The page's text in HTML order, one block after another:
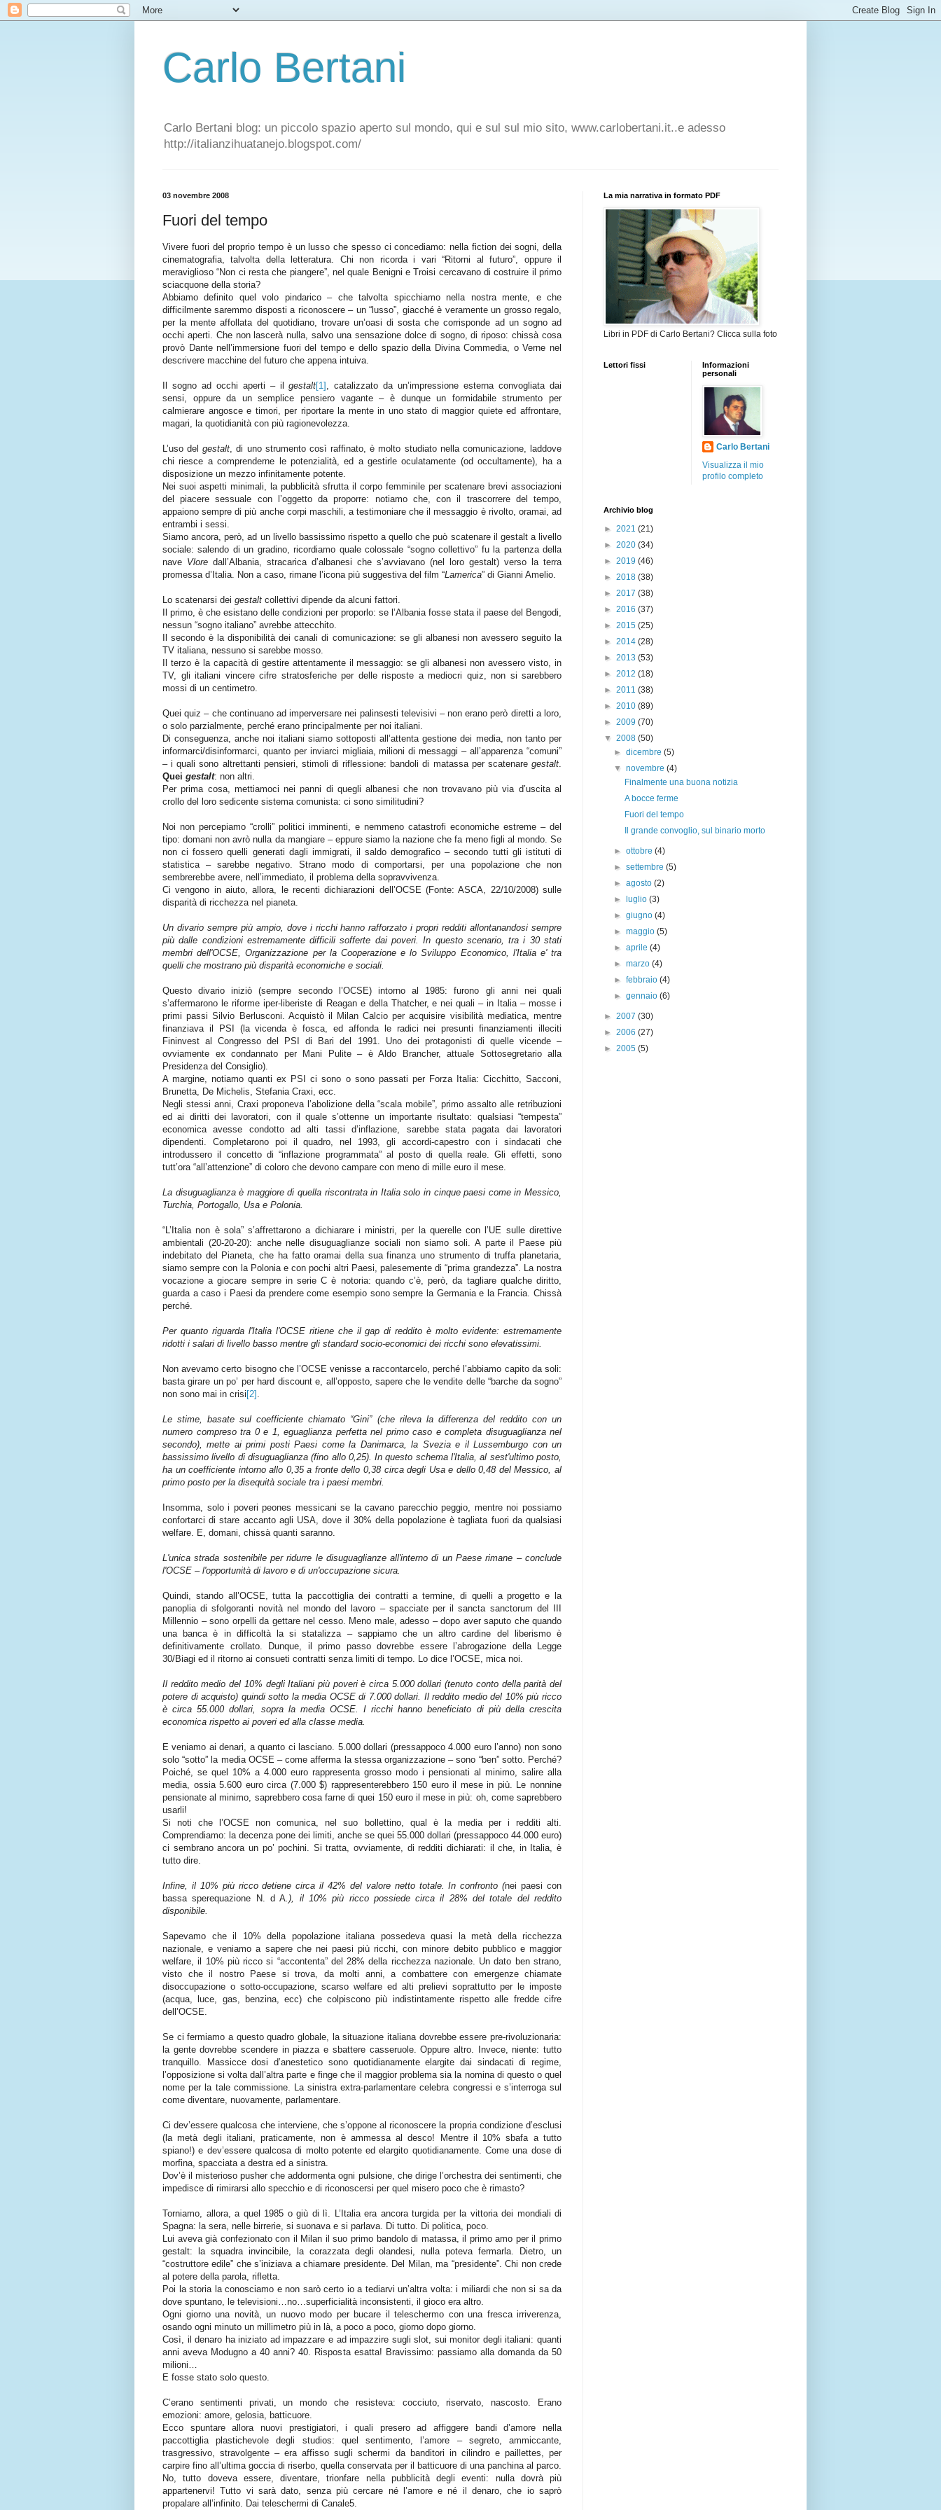
Carlo Bertani
Carlo Bertani blog: un piccolo spazio aperto sul mondo, qui e sul sul mio sito, www.carlobertani.it..e adesso
http://italianzihuatanejo.blogspot.com/
03 novembre 2008
Fuori del tempo
Vivere fuori del proprio tempo è un lusso che spesso ci concediamo: nella fiction dei sogni, della
cinematografia, talvolta della letteratura. Chi non ricorda i vari “Ritorni al futuro”, oppure il
meraviglioso “Non ci resta che piangere”, nel quale Benigni e Troisi cercavano di costruire il primo
sciacquone della storia?
Abbiamo definito quel volo pindarico – che talvolta spicchiamo nella nostra mente, e che
difficilmente saremmo disposti a riconoscere – un “lusso”, giacché è veramente un grosso regalo,
per la mente affollata del quotidiano, trovare un’oasi di sosta che corrisponde ad un sogno ad
occhi aperti. Che non lascerà nulla, salvo una sensazione dolce di sogno, di riposo: chissà cosa
provò Dante nell’immersione fuori del tempo e dello spazio della Divina Commedia, o Verne nel
descrivere macchine del futuro che appena intuiva.
Il sogno ad occhi aperti – ilgestalt[1] , catalizzato da un’impressione esterna convogliata dai
sensi, oppure da un semplice pensiero vagante – è dunque un formidabile strumento per
calmierare angosce e timori, per riportare la mente in uno stato di maggior quiete ed affrontare,
magari, la quotidianità con più ragionevolezza.
L’uso delgestalt, di uno strumento così raffinato, è molto studiato nella comunicazione, laddove
chi riesce a comprenderne le potenzialità, ed a gestirle oculatamente (od occultamente), ha a
disposizione un mezzo infinitamente potente.
Nei suoi aspetti minimali, la pubblicità sfrutta il corpo femminile per scatenare brevi associazioni
del piacere sessuale con l’oggetto da proporre: notiamo che, con il trascorrere del tempo,
appaiono sempre di più anche corpi maschili, a testimoniare che il messaggio è rivolto, oramai, ad
entrambi i sessi.
Siamo ancora, però, ad un livello bassissimo rispetto a quello che può scatenare il gestalt a livello
sociale: salendo di un gradino, ricordiamo quale colossale “sogno collettivo” fu la partenza della
nave Vlore dall’Albania, stracarica d’albanesi che s’avviavano (nel loro gestalt) verso la terra
promessa d’Italia. Non a caso, rimane l’icona più suggestiva del film “Lamerica” di Gianni Amelio.
Lo scatenarsi dei gestalt collettivi dipende da alcuni fattori.
Il primo, è che esistano delle condizioni per proporlo: se l’Albania fosse stata il paese del Bengodi,
nessun “sogno italiano” avrebbe attecchito.
Il secondo è la disponibilità dei canali di comunicazione: se gli albanesi non avessero seguito la
TV italiana, nessuno si sarebbe mosso.
Il terzo è la capacità di gestire attentamente il messaggio: se gli albanesi non avessero visto, in
TV, gli italiani vincere cifre stratosferiche per delle risposte a mediocri quiz, non si sarebbero
mossi di un centimetro.
Quei quiz – che continuano ad imperversare nei palinsesti televisivi – non erano però diretti a loro,
o solo parzialmente, perché erano principalmente per noi italiani.
Di conseguenza, anche noi italiani siamo sottoposti all’attenta gestione dei media, non tanto per
informarci/disinformarci, quanto per inviarci migliaia, milioni di messaggi – all’apparenza “comuni”
– i quali sono altrettanti pensieri, stimoli di riflessione: bandoli di matassa per scatenare gestalt.
Quei gestalt: non altri.
Per prima cosa, mettiamoci nei panni di quegli albanesi che non trovavano più via d’uscita al
crollo del loro sedicente sistema comunista: ci sono similitudini?
Noi non percepiamo “crolli” politici imminenti, e nemmeno catastrofi economiche estreme – del
tipo: domani non avrò nulla da mangiare – eppure siamo la nazione che fa meno figli al mondo. Se
non ci fossero quelli generati dagli immigrati, il saldo demografico – secondo tutti gli istituti di
statistica – sarebbe negativo. Strano modo di comportarsi, per una popolazione che non
sembrerebbe avere, nell’immediato, il problema della sopravvivenza.
Ci vengono in aiuto, allora, le recenti dichiarazioni dell’OCSE (Fonte: ASCA, 22/10/2008) sulle
disparità di ricchezza nel pianeta.
Un divario sempre più ampio, dove i ricchi hanno rafforzato i propri redditi allontanandosi sempre
più dalle condizioni estremamente difficili sofferte dai poveri. In questo scenario, tra i 30 stati
membri dell'OCSE, Organizzazione per la Cooperazione e lo Sviluppo Economico, l'Italia e' tra
quelli che mostrano più disparità economiche e sociali.
Questo divario iniziò (sempre secondo l’OCSE) intorno al 1985: furono gli anni nei quali
s’affermarono le riforme iper-liberiste di Reagan e della Thatcher, e nei quali – in Italia – mosse i
primi passi Silvio Berlusconi. Acquistò il Milan Calcio per acquisire visibilità mediatica, mentre
finanziava il PSI (la vicenda è fosca, ed affonda le radici nei presunti finanziamenti illeciti
Fininvest al Congresso del PSI di Bari del 1991. Uno dei protagonisti di quelle vicende –
ovviamente ex condannato per Mani Pulite – è Aldo Brancher, attuale Sottosegretario alla
Presidenza del Consiglio).
A margine, notiamo quanti ex PSI ci sono o sono passati per Forza Italia: Cicchitto, Sacconi,
Brunetta, De Michelis, Stefania Craxi, ecc.
Negli stessi anni, Craxi proponeva l’abolizione della “scala mobile”, primo assalto alle retribuzioni
ed ai diritti dei lavoratori, con il quale s’ottenne un importante risultato: qualsiasi “tempesta”
economica avesse condotto ad alti tassi d’inflazione, sarebbe stata pagata dai lavoratori
dipendenti. Completarono poi il quadro, nel 1993, gli accordi-capestro con i sindacati che
introdussero il concetto di “inflazione programmata” al posto di quella reale. Gli effetti, sono
tutt’ora “all’attenzione” di coloro che devono campare con meno di mille euro il mese.
La disuguaglianza è maggiore di quella riscontrata in Italia solo in cinque paesi come in Messico,
Turchia, Portogallo, Usa e Polonia.
“L’Italia non è sola” s’affrettarono a dichiarare i ministri, per la querelle con l’UE sulle direttive
ambientali (20-20-20): anche nelle disuguaglianze sociali non siamo soli. A parte il Paese più
indebitato del Pianeta, che ha fatto oramai della sua finanza uno strumento di truffa planetaria,
siamo sempre con la Polonia e con pochi altri Paesi, palesemente di “prima grandezza”. La nostra
vocazione a giocare sempre in serie C è notoria: quando c’è, però, da tagliare qualche diritto,
guarda a caso i Paesi da prendere come esempio sono sempre la Germania e la Francia. Chissà
perché.
Per quanto riguarda l'Italia l'OCSE ritiene che il gap di reddito è molto evidente: estremamente
ridotti i salari di livello basso mentre gli standard socio-economici dei ricchi sono elevatissimi.
Non avevamo certo bisogno che l’OCSE venisse a raccontarcelo, perché l’abbiamo capito da soli:
basta girare un po’ per hard discount e, all’opposto, sapere che le vendite delle “barche da sogno”
non sono mai in crisi [2] .
Le stime, basate sul coefficiente chiamato “Gini” (che rileva la differenza del reddito con un
numero compreso tra 0 e 1, eguaglianza perfetta nel primo caso e completa disuguaglianza nel
secondo), mette ai primi posti Paesi come la Danimarca, la Svezia e il Lussemburgo con un
bassissimo livello di disuguaglianza (fino allo 0,25). In questo schema l'Italia, al sest'ultimo posto,
ha un coefficiente intorno allo 0,35 a fronte dello 0,38 circa degli Usa e dello 0,48 del Messico, al
primo posto per la disequità sociale tra i paesi membri.
Insomma, solo i poveri peones messicani se la cavano parecchio peggio, mentre noi possiamo
confortarci di stare accanto agli USA, dove il 30% della popolazione è tagliata fuori da qualsiasi
welfare. E, domani, chissà quanti saranno.
L'unica strada sostenibile per ridurre le disuguaglianze all'interno di un Paese rimane – conclude
l'OCSE – l'opportunità di lavoro e di un'occupazione sicura.
Quindi, stando all’OCSE, tutta la paccottiglia dei contratti a termine, di quelli a progetto e la
panoplia di sfolgoranti novità nel mondo del lavoro – spacciate per il sancta sanctorum del III
Millennio – sono orpelli da gettare nel cesso. Meno male, adesso – dopo aver saputo che quando
una banca è in difficoltà la si statalizza – sappiamo che un altro cardine del liberismo è
definitivamente crollato. Dunque, il primo passo dovrebbe essere l’abrogazione della Legge
30/Biagi ed il ritorno ai consueti contratti senza limiti di tempo. Lo dice l’OCSE, mica noi.
Il reddito medio del 10% degli Italiani più poveri è circa 5.000 dollari (tenuto conto della parità del
potere di acquisto) quindi sotto la media OCSE di 7.000 dollari. Il reddito medio del 10% più ricco
è circa 55.000 dollari, sopra la media OCSE. I ricchi hanno beneficiato di più della crescita
economica rispetto ai poveri ed alla classe media.
E veniamo ai denari, a quanto ci lasciano. 5.000 dollari (pressappoco 4.000 euro l’anno) non sono
solo “sotto” la media OCSE – come afferma la stessa organizzazione – sono “ben” sotto. Perché?
Poiché, se quel 10% a 4.000 euro rappresenta grosso modo i pensionati al minimo, salire alla
media, ossia 5.600 euro circa (7.000 $) rappresenterebbero 150 euro il mese in più. Le nonnine
pensionate al minimo, saprebbero cosa farne di quei 150 euro il mese in più: oh, come saprebbero
usarli!
Si noti che l’OCSE non comunica, nel suo bollettino, qual è la media per i redditi alti.
Comprendiamo: la decenza pone dei limiti, anche se quei 55.000 dollari (pressappoco 44.000 euro)
ci sembrano ancora un po’ pochini. Si tratta, ovviamente, di redditi dichiarati: il che, in Italia, è
tutto dire.
Infine, il 10% più ricco detiene circa il 42% del valore netto totale. In confronto (nei paesi con
bassa sperequazione N. d A.), il 10% più ricco possiede circa il 28% del totale del reddito
disponibile.
Sapevamo che il 10% della popolazione italiana possedeva quasi la metà della ricchezza
nazionale, e veniamo a sapere che nei paesi più ricchi, con minore debito pubblico e maggior
welfare, il 10% più ricco si “accontenta” del 28% della ricchezza nazionale. Un dato ben strano,
visto che il nostro Paese si trova, da molti anni, a combattere con emergenze chiamate
disoccupazione o sotto-occupazione, scarso welfare ed alti prelievi soprattutto per le imposte
(acqua, luce, gas, benzina, ecc) che colpiscono più indistintamente rispetto alle fredde cifre
dell’OCSE.
Se ci fermiamo a questo quadro globale, la situazione italiana dovrebbe essere pre-rivoluzionaria:
la gente dovrebbe scendere in piazza e sbattere casseruole. Oppure altro. Invece, niente: tutto
tranquillo. Massicce dosi d’anestetico sono quotidianamente elargite dai sindacati di regime,
l’opposizione si volta dall’altra parte e finge che il maggior problema sia la nomina di questo o quel
nome per la tale commissione. La sinistra extra-parlamentare celebra congressi e s’interroga sul
come diventare, nuovamente, parlamentare.
Ci dev’essere qualcosa che interviene, che s’oppone al riconoscere la propria condizione d’esclusi
(la metà degli italiani, praticamente, non è ammessa al desco! Mentre il 10% sbafa a tutto
spiano!) e dev’essere qualcosa di molto potente ed elargito quotidianamente. Come una dose di
morfina, spacciata a destra ed a sinistra.
Dov’è il misterioso pusher che addormenta ogni pulsione, che dirige l’orchestra dei sentimenti, che
impedisce di rimirarsi allo specchio e di riconoscersi per quel misero poco che è rimasto?
Torniamo, allora, a quel 1985 o giù di lì. L’Italia era ancora turgida per la vittoria dei mondiali di
Spagna: la sera, nelle birrerie, si suonava e si parlava. Di tutto. Di politica, poco.
Lui aveva già confezionato con il Milan il suo primo bandolo di matassa, il primo amo per il primo
gestalt: la squadra invincibile, la corazzata degli olandesi, nulla poteva fermarla. Dietro, un
“costruttore edile” che s’iniziava a chiamare presidente. Del Milan, ma “presidente”. Chi non crede
al potere della parola, rifletta.
Poi la storia la conosciamo e non sarò certo io a tediarvi un’altra volta: i miliardi che non si sa da
dove spuntano, le televisioni…no…superficialità inconsistenti, il gioco era altro.
Ogni giorno una novità, un nuovo modo per bucare il teleschermo con una fresca irriverenza,
osando ogni minuto un millimetro più in là, a poco a poco, giorno dopo giorno.
Così, il denaro ha iniziato ad impazzare e ad impazzire sugli slot, sui monitor degli italiani: quanti
anni aveva Modugno a 40 anni? 40. Risposta esatta! Bravissimo: passiamo alla domanda da 50
milioni…
E fosse stato solo questo.
C’erano sentimenti privati, un mondo che resisteva: cocciuto, riservato, nascosto. Erano
emozioni: amore, gelosia, batticuore.
Ecco spuntare allora nuovi prestigiatori, i quali presero ad affiggere bandi d’amore nella
paccottiglia plastichevole degli studios: quel sentimento, l’amore – segreto, ammiccante,
trasgressivo, stravolgente – era affisso sugli schermi da banditori in cilindro e paillettes, per
carpire fino all’ultima goccia di riserbo, quella conservata per il batticuore di una panchina al parco.
No, tutto doveva essere, diventare, trionfare nella pubblicità degli eventi: nulla dovrà più
appartenervi! Tutto vi sarà dato, senza più cercare né l’amore e né il denaro, che io saprò
propalare all’infinito. Dai teleschermi di Canale5.
La mia narrativa in formato PDF
Libri in PDF di Carlo Bertani? Clicca sulla foto
Lettori fissi
Informazioni
personali
Carlo Bertani
Visualizza il mio
profilo completo
Archivio blog
► 2021 (21)
► 2020 (34)
► 2019 (46)
► 2018 (38)
► 2017 (38)
► 2016 (37)
► 2015 (25)
► 2014 (28)
► 2013 (53)
► 2012 (18)
► 2011 (38)
► 2010 (89)
► 2009 (70)
▼ 2008 (50)
►dicembre(5)
▼novembre(4)
Finalmente una buona notizia
A bocce ferme
Fuori del tempo
Il grande convoglio, sul binario morto
►ottobre(4)
►settembre(5)
►agosto(2)
►
luglio(3)
►giugno(4)
►maggio(5)
►aprile(4)
►marzo(4)
►febbraio(4)
►gennaio(6)
► 2007 (30)
► 2006 (27)
► 2005 (5)